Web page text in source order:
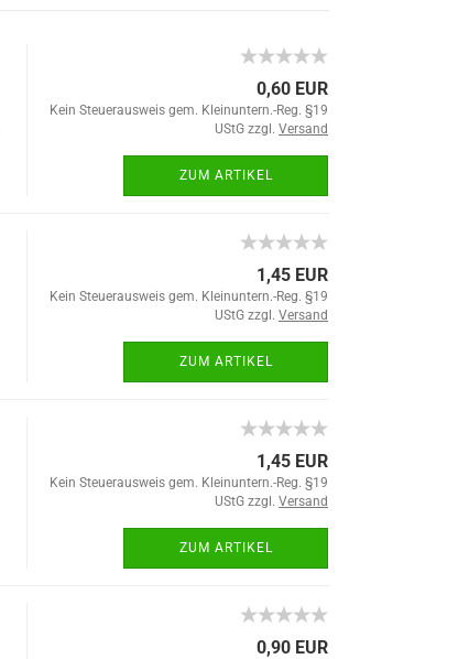
0,60 EUR
Kein Steuerausweis gem. Kleinuntern.-Reg. §19
UStG zzgl. Versand
ZUM ARTIKEL
1,45 EUR
Kein Steuerausweis gem. Kleinuntern.-Reg. §19
UStG zzgl. Versand
ZUM ARTIKEL
1,45 EUR
Kein Steuerausweis gem. Kleinuntern.-Reg. §19
UStG zzgl. Versand
ZUM ARTIKEL
0,90 EUR